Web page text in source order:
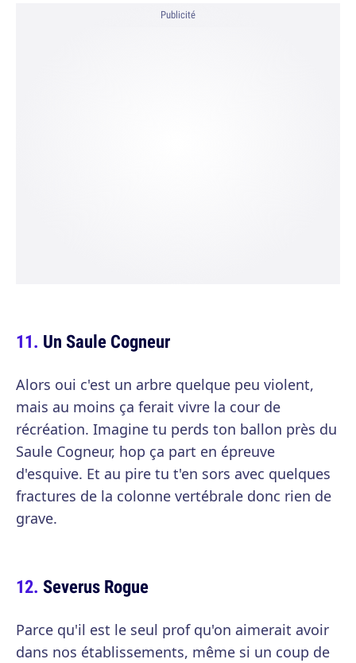
Publicité
Un Saule Cogneur
Alors oui c'est un arbre quelque peu violent,
mais au moins ça ferait vivre la cour de
récréation. Imagine tu perds ton ballon près du
Saule Cogneur, hop ça part en épreuve
d'esquive. Et au pire tu t'en sors avec quelques
fractures de la colonne vertébrale donc rien de
grave.
Severus Rogue
Parce qu'il est le seul prof qu'on aimerait avoir
dans nos établissements, même si un coup de